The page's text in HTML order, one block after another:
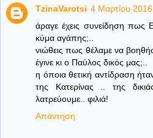
TzinaVarotsi 4 Μαρτίου 2016
άραγε έχεις συνείδηση
κύμα αγάπης;..
νιώθεις πως θέλαμε να
έγινε κι ο Παύλος δικός μας;..
η όποια θετική αντίδραση
της Κατερίνας .. της
λατρεύουμε.. φιλιά!
Απάντηση